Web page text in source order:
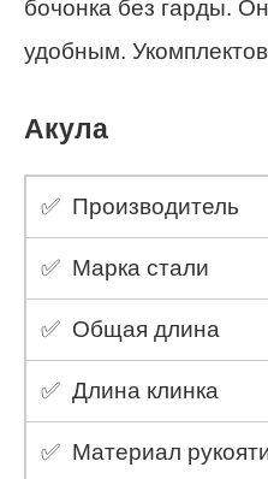
бочонка без гарды.
удобным.
Акула
✅ Производитель
✅ Марка стали
✅ Общая длина
✅ Длина клинка
✅ Материал